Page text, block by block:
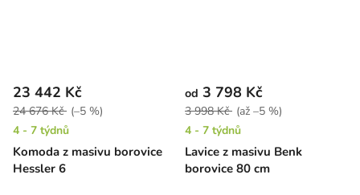
Komoda z masivu borovice
Hessler 6
23 442 Kč
24 676 Kč (–5 %)
4 - 7 týdnů
Lavice z masivu Benk
borovice 80 cm
od 3 798 Kč
3 998 Kč (až –5 %)
4 - 7 týdnů